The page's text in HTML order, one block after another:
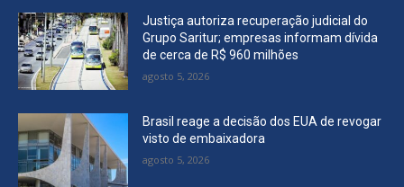
Justiça autoriza recuperação judicial do
Grupo Saritur; empresas informam dívida
de cerca de R$ 960 milhões
agosto 5, 2026
Brasil reage a decisão dos EUA de revogar
visto de embaixadora
agosto 5, 2026